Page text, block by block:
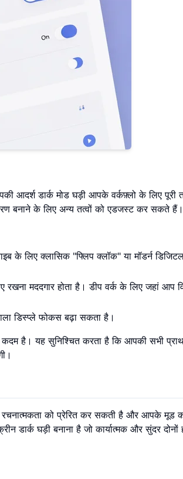
डार्क मोड घड़ी आपके वर्कफ़्लो के लिए पूरी
बनाने के लिए अन्य तत्वों को एडजस्ट कर सकते हैं।
के लिए क्लासिक "फ्लिप क्लॉक" या मॉडर्न
मददगार होता है। डीप वर्क के लिए जहां आप
डिस्प्ले फोकस बढ़ा सकता है।
है। यह सुनिश्चित करता है कि आपकी सभी
रचनात्मकता को प्रेरित कर सकती है और आपके मूड
डार्क घड़ी बनाना है जो कार्यात्मक और सुंदर